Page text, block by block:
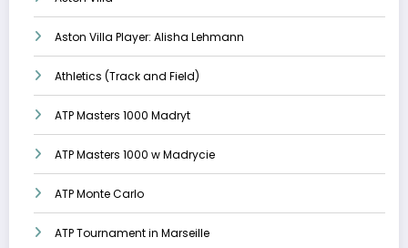
Aston Villa Player: Alisha Lehmann
Athletics (Track and Field)
ATP Masters 1000 Madryt
ATP Masters 1000 w Madrycie
ATP Monte Carlo
ATP Tournament in Marseille